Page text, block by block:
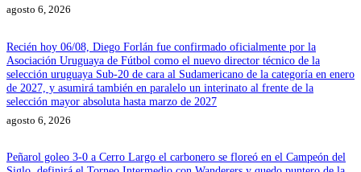
agosto 6, 2026
Recién hoy 06/08, Diego Forlán fue confirmado oficialmente por la
Asociación Uruguaya de Fútbol como el nuevo director técnico de la
selección uruguaya Sub-20 de cara al Sudamericano de la categoría en enero
de 2027, y asumirá también en paralelo un interinato al frente de la
selección mayor absoluta hasta marzo de 2027
agosto 6, 2026
Peñarol goleo 3-0 a Cerro Largo el carbonero se floreó en el Campeón del